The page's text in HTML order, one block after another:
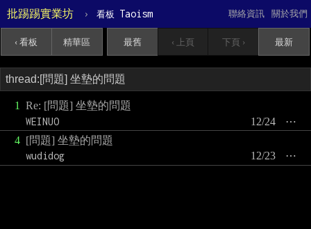
批踢踢實業坊 › 看板 Taoism 關於我們
聯絡資訊
‹ 看板 精華區 最舊 ‹ 上頁 下頁 › 最新
1
Re: [問題] 坐墊的問題
WEINUO
⋯
12/24
4 [問題] 坐墊的問題
wudidog
⋯
12/23